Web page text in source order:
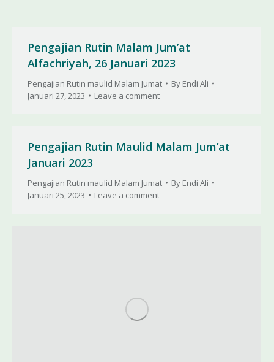
Pengajian Rutin Malam Jum’at
Alfachriyah, 26 Januari 2023
Pengajian Rutin maulid Malam Jumat By Endi Ali
Januari 27, 2023
Leave a comment
Pengajian Rutin Maulid Malam Jum’at
Januari 2023
Pengajian Rutin maulid Malam Jumat By Endi Ali
Januari 25, 2023
Leave a comment